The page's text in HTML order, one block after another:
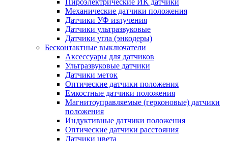
Механические датчики положения
Датчики УФ излучения
Датчики ультразвуковые
Датчики угла (энкодеры)
Бесконтактные выключатели
Аксессуары для датчиков
Ультразвуковые датчики
Датчики меток
Оптические датчики положения
Емкостные датчики положения
Магнитоуправляемые (герконовые) датчики
положения
Индуктивные датчики положения
Оптические датчики расстояния
Датчики цвета